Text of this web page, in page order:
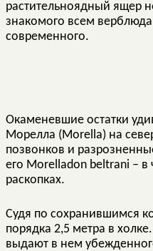
растительноядный ящер
знакомого всем
современного.
Окаменевшие остатки
Морелла (Morella) на
позвонков и
его Morelladon beltrani – в
раскопках.
Судя по сохранившимся
порядка 2,5 метра в
выдают в нем